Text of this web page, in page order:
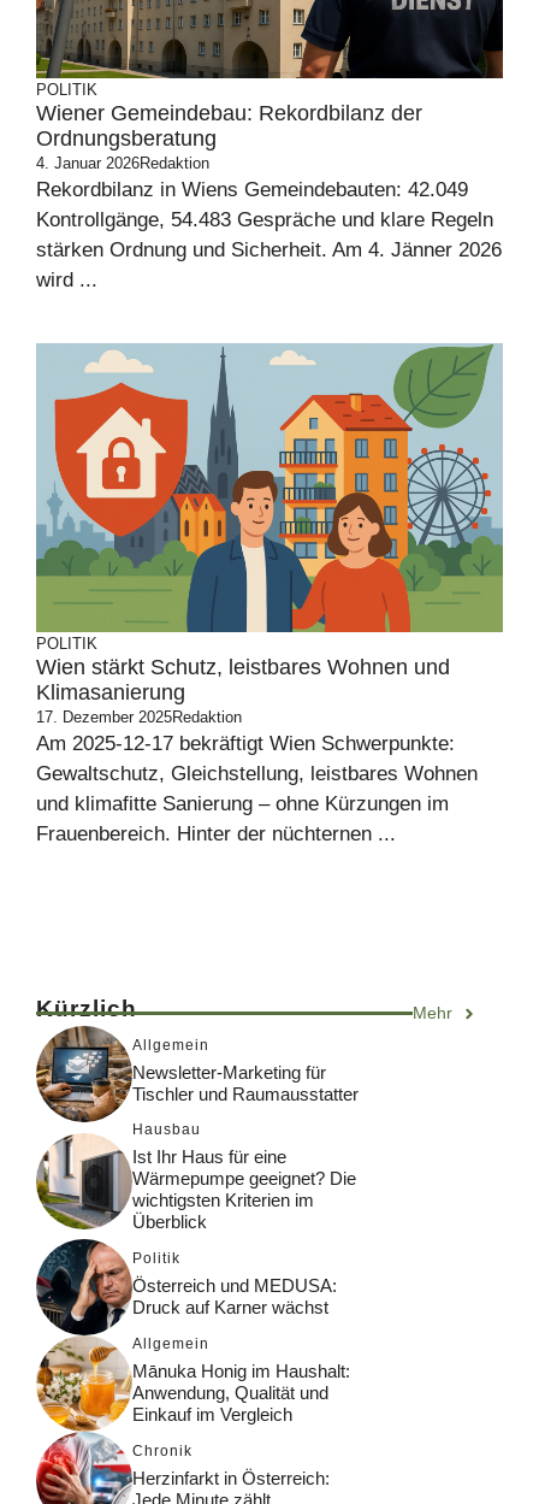
POLITIK
Wiener Gemeindebau: Rekordbilanz der
Ordnungsberatung
4. Januar 2026Redaktion
Rekordbilanz in Wiens Gemeindebauten: 42.049
Kontrollgänge, 54.483 Gespräche und klare Regeln
stärken Ordnung und Sicherheit. Am 4. Jänner 2026
wird ...
POLITIK
Wien stärkt Schutz, leistbares Wohnen und
Klimasanierung
17. Dezember 2025Redaktion
Am 2025-12-17 bekräftigt Wien Schwerpunkte:
Gewaltschutz, Gleichstellung, leistbares Wohnen
und klimafitte Sanierung – ohne Kürzungen im
Frauenbereich. Hinter der nüchternen ...
Kürzlich Mehr
Allgemein
Newsletter-Marketing für
Tischler und Raumausstatter
Hausbau
Ist Ihr Haus für eine
Wärmepumpe geeignet? Die
wichtigsten Kriterien im
Überblick
Politik
Österreich und MEDUSA:
Druck auf Karner wächst
Allgemein
Mānuka Honig im Haushalt:
Anwendung, Qualität und
Einkauf im Vergleich
Chronik
Herzinfarkt in Österreich:
Jede Minute zählt